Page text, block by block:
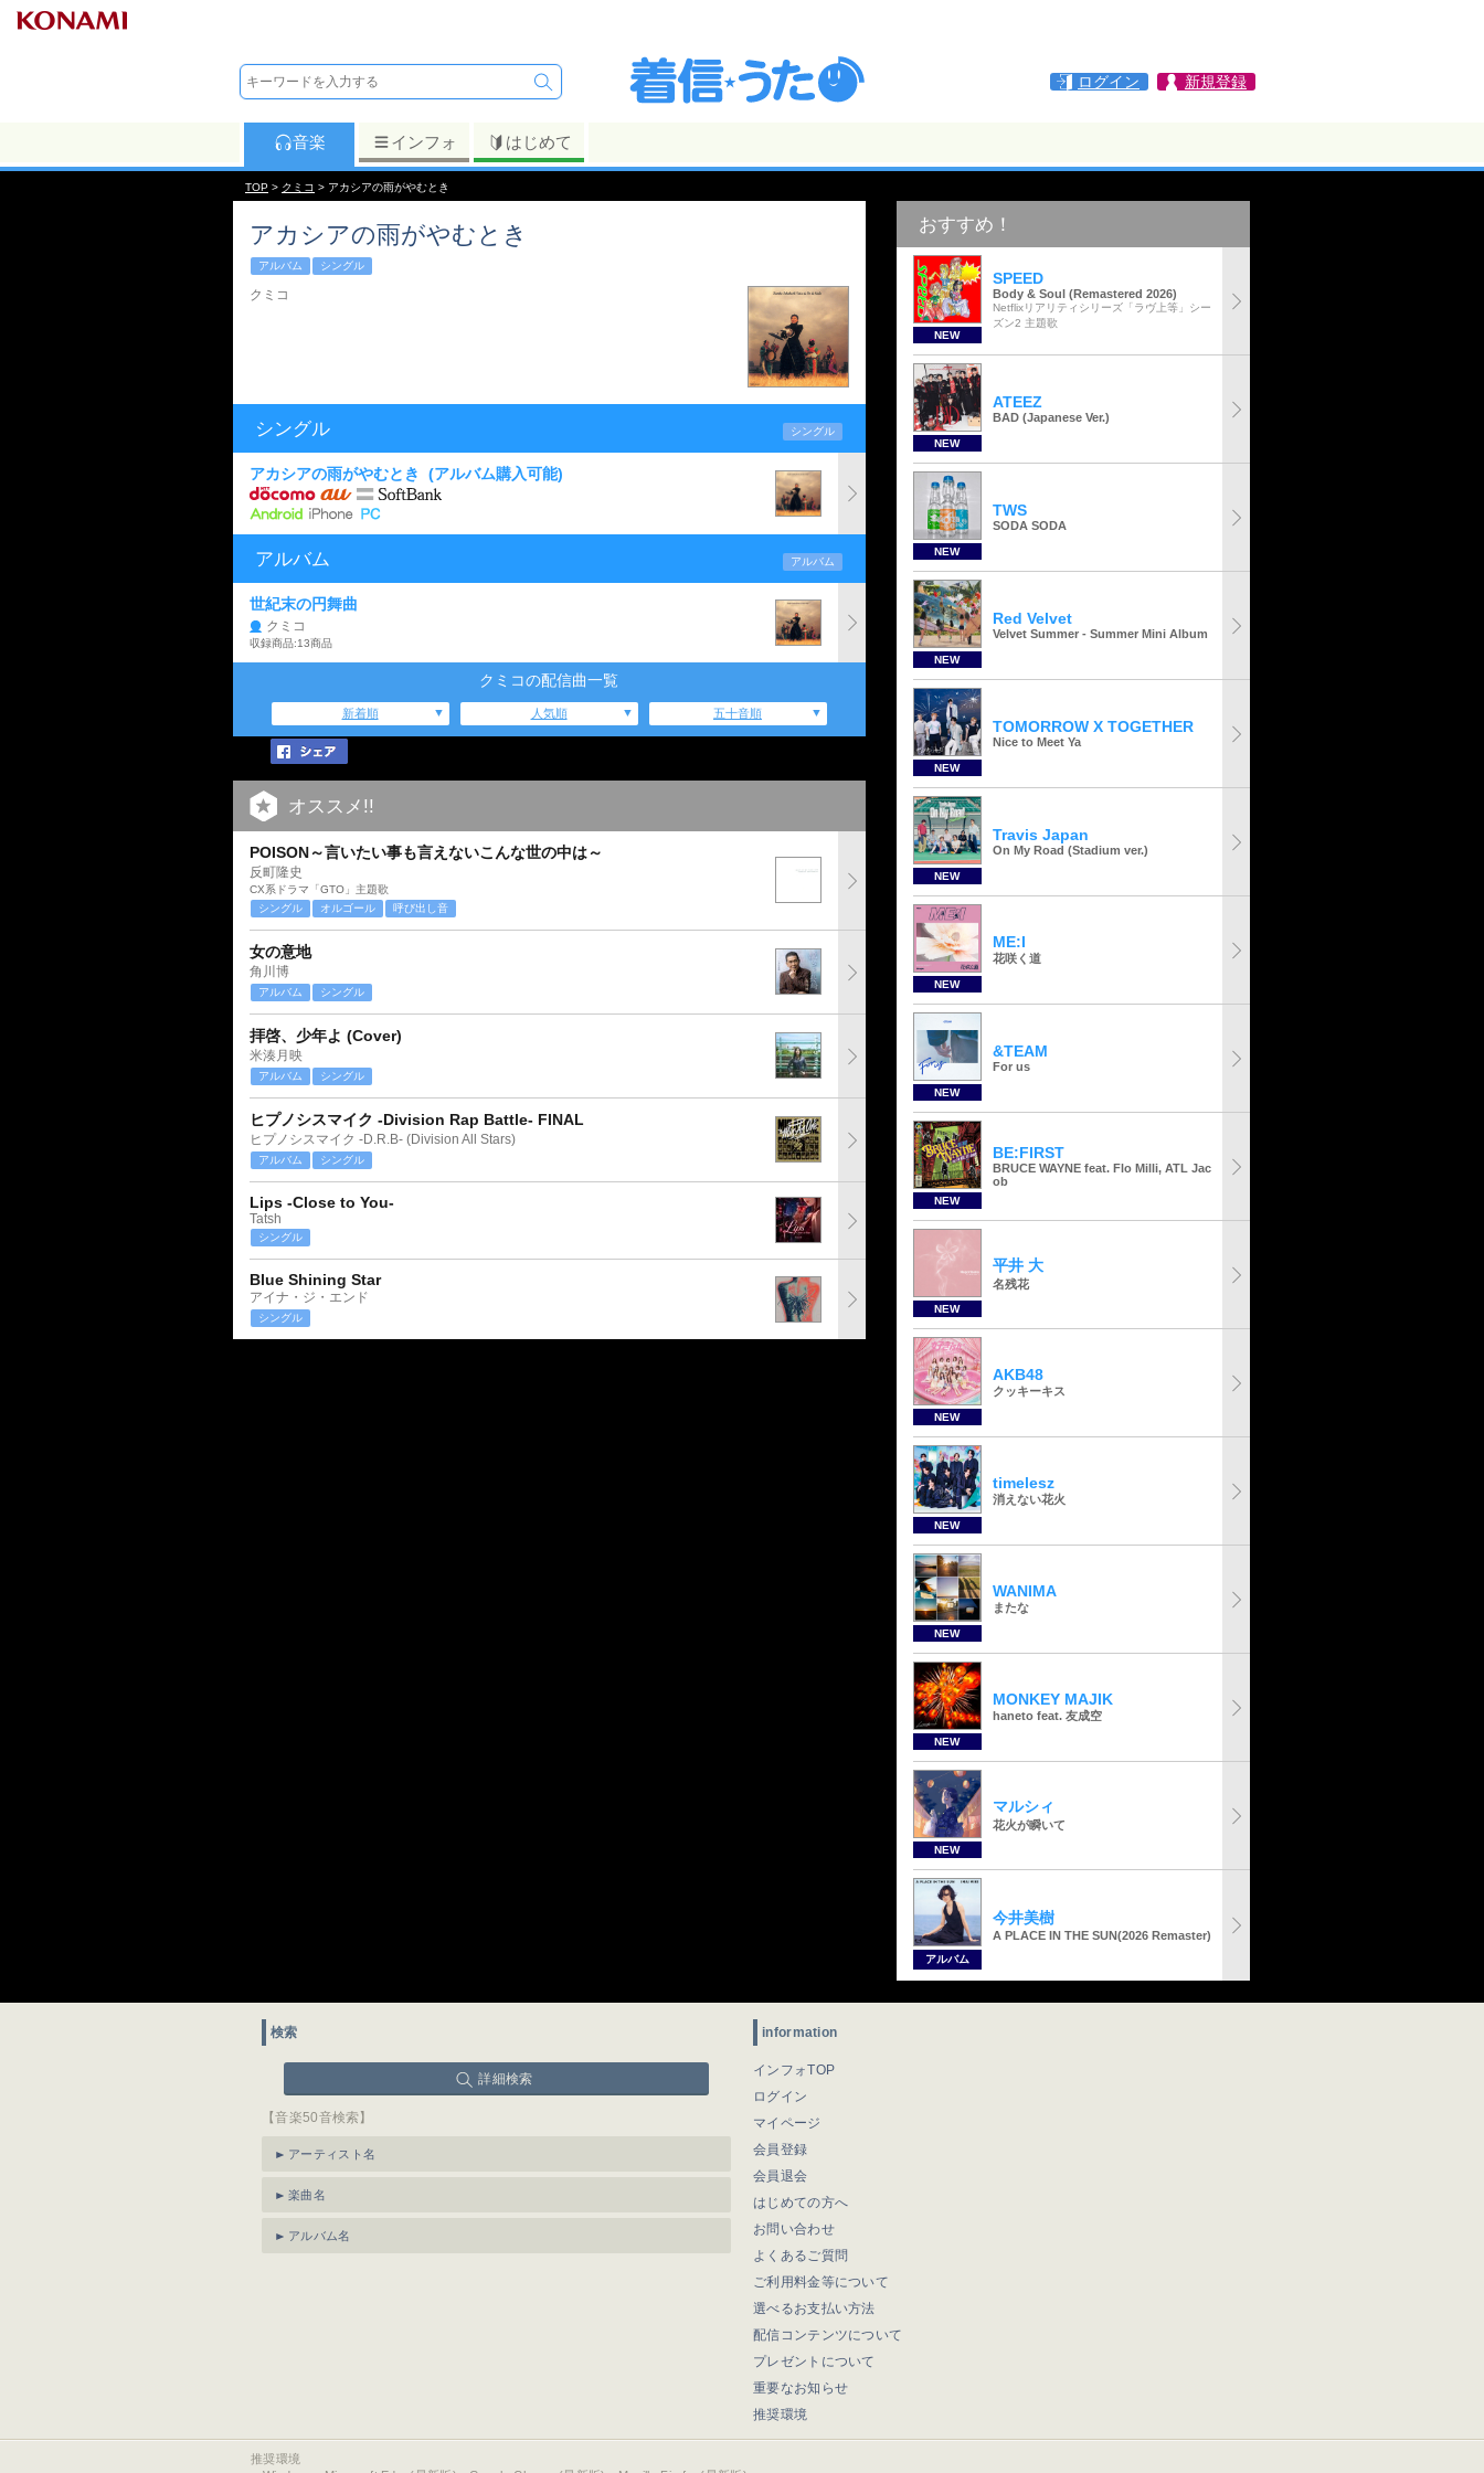
ログイン 新規登録
音楽 インフォ はじめて
TOP > クミコ > アカシアの雨がやむとき
アカシアの雨がやむとき
アルバム シングル
クミコ
シングル シングル
アカシアの雨がやむとき (アルバム購入可能)
アルバム アルバム
世紀末の円舞曲
クミコ
収録商品:13商品
クミコの配信曲一覧
新着順 人気順 五十音順
オススメ!!
POISON～言いたい事も言えないこんな世の中は～
反町隆史
CX系ドラマ「GTO」主題歌
シングル
オルゴール 呼び出し音
女の意地
角川博
アルバム シングル
拝啓、少年よ (Cover)
米湊月映
アルバム シングル
ヒプノシスマイク -Division Rap Battle- FINAL
ヒプノシスマイク -D.R.B- (Division All Stars)
アルバム シングル
Lips -Close to You-
Tatsh
シングル
Blue Shining Star
アイナ・ジ・エンド
シングル
おすすめ！
NEW
SPEED
Body & Soul (Remastered 2026)
Netflixリアリティシリーズ「ラヴ上等」シー
ズン2 主題歌
NEW
ATEEZ
BAD (Japanese Ver.)
NEW
TWS
SODA SODA
NEW
Red Velvet
Velvet Summer - Summer Mini Album
NEW
TOMORROW X TOGETHER
Nice to Meet Ya
NEW
Travis Japan
On My Road (Stadium ver.)
NEW
ME:I
花咲く道
NEW
&TEAM
For us
NEW
BE:FIRST
BRUCE WAYNE feat. Flo Milli, ATL Jac
ob
NEW
平井 大
名残花
NEW
AKB48
クッキーキス
NEW
timelesz
消えない花火
NEW
WANIMA
またな
NEW
MONKEY MAJIK
haneto feat. 友成空
NEW
マルシィ
花火が瞬いて
アルバム
今井美樹
A PLACE IN THE SUN(2026 Remaster)
検索
詳細検索
【音楽50音検索】
アーティスト名
楽曲名
アルバム名
information
インフォTOP
ログイン
マイページ
会員登録
会員退会
はじめての方へ
お問い合わせ
よくあるご質問
ご利用料金等について
選べるお支払い方法
配信コンテンツについて
プレゼントについて
重要なお知らせ
推奨環境
推奨環境